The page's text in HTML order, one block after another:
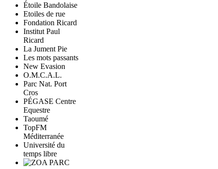
Étoile Bandolaise
Etoiles de rue
Fondation Ricard
Institut Paul
Ricard
La Jument Pie
Les mots passants
New Evasion
O.M.C.A.L.
Parc Nat. Port
Cros
PÉGASE Centre
Equestre
Taoumé
TopFM
Méditerranée
Université du
temps libre